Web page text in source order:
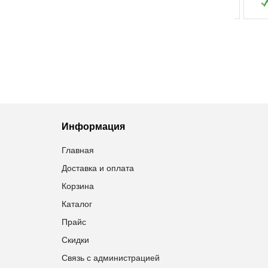
Информация
Главная
Доставка и оплата
Корзина
Каталог
Прайс
Скидки
Связь с администрацией